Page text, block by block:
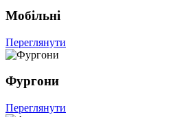
Мобільні
Переглянути
Фургони
Переглянути